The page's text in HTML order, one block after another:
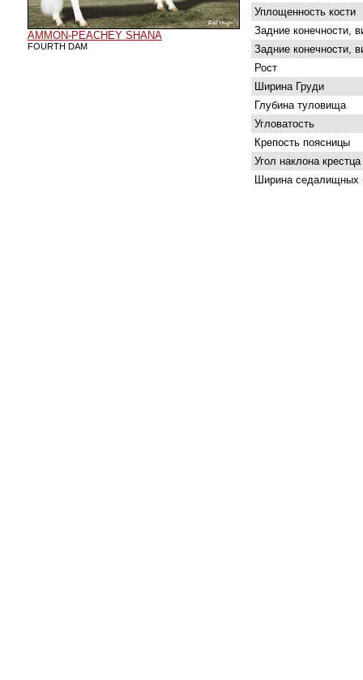
AMMON-PEACHEY SHANA
FOURTH DAM
Уплощенность кости
Задние конечности,
Задние конечности,
Рост
Ширина Груди
Глубина туловища
Угловатость
Крепость поясницы
Угол наклона крестца
Ширина седалищных